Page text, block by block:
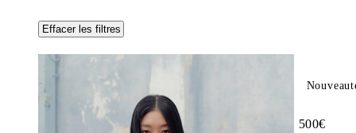
Effacer les filtres
Utility
Prix de
500€
Ajouter